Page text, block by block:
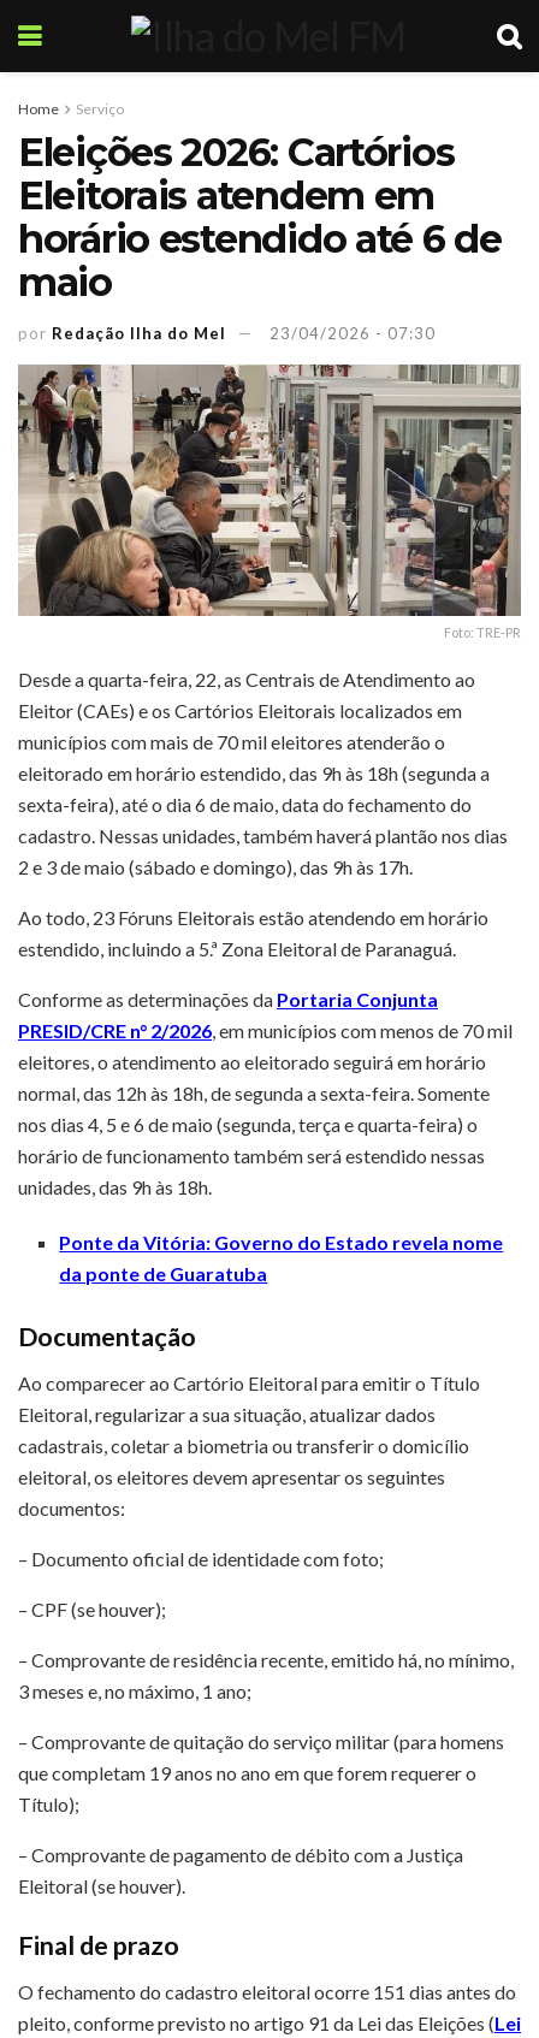
Home Serviço
Eleições 2026: Cartórios
Eleitorais atendem em
horário estendido até 6 de
maio
por Redação Ilha do Mel 23/04/2026 - 07:30
Foto: TRE-PR
Desde a quarta-feira, 22, as Centrais de Atendimento ao
Eleitor (CAEs) e os Cartórios Eleitorais localizados em
municípios com mais de 70 mil eleitores atenderão o
eleitorado em horário estendido, das 9h às 18h (segunda a
sexta-feira), até o dia 6 de maio, data do fechamento do
cadastro. Nessas unidades, também haverá plantão nos dias
2 e 3 de maio (sábado e domingo), das 9h às 17h.
Ao todo, 23 Fóruns Eleitorais estão atendendo em horário
estendido, incluindo a 5.ª Zona Eleitoral de Paranaguá.
Conforme as determinações da Portaria Conjunta
PRESID/CRE n° 2/2026 , em municípios com menos de 70 mil
eleitores, o atendimento ao eleitorado seguirá em horário
normal, das 12h às 18h, de segunda a sexta-feira. Somente
nos dias 4, 5 e 6 de maio (segunda, terça e quarta-feira) o
horário de funcionamento também será estendido nessas
unidades, das 9h às 18h.
Ponte da Vitória: Governo do Estado revela nome
da ponte de Guaratuba
Documentação
Ao comparecer ao Cartório Eleitoral para emitir o Título
Eleitoral, regularizar a sua situação, atualizar dados
cadastrais, coletar a biometria ou transferir o domicílio
eleitoral, os eleitores devem apresentar os seguintes
documentos:
– Documento oficial de identidade com foto;
– CPF (se houver);
– Comprovante de residência recente, emitido há, no mínimo,
3 meses e, no máximo, 1 ano;
– Comprovante de quitação do serviço militar (para homens
que completam 19 anos no ano em que forem requerer o
Título);
– Comprovante de pagamento de débito com a Justiça
Eleitoral (se houver).
Final de prazo
O fechamento do cadastro eleitoral ocorre 151 dias antes do
pleito, conforme previsto no artigo 91 da Lei das Eleições (Lei